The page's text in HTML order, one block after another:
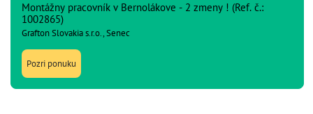
Montážny pracovník v Bernolákove - 2 zmeny ! (Ref. č.:
1002865)
Grafton Slovakia s.r.o., Senec
Pozri ponuku